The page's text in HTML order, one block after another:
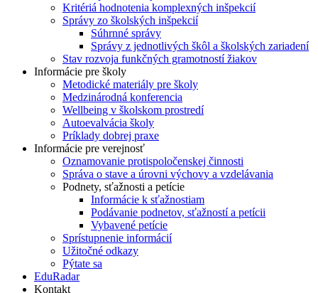
Kritériá hodnotenia komplexných inšpekcií
Správy zo školských inšpekcií
Súhrnné správy
Správy z jednotlivých škôl a školských zariadení
Stav rozvoja funkčných gramotností žiakov
Informácie pre školy
Metodické materiály pre školy
Medzinárodná konferencia
Wellbeing v školskom prostredí
Autoevalvácia školy
Príklady dobrej praxe
Informácie pre verejnosť
Oznamovanie protispoločenskej činnosti
Správa o stave a úrovni výchovy a vzdelávania
Podnety, sťažnosti a petície
Informácie k sťažnostiam
Podávanie podnetov, sťažností a petícii
Vybavené petície
Sprístupnenie informácií
Užitočné odkazy
Pýtate sa
EduRadar
Kontakt